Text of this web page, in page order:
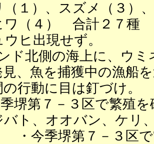
（１）、スズメ（３）
ワ（４） 合計２７種
ヒ出現せず。
ド北側の海上に、ウ
、魚を捕獲中の漁船
行動に目は釘づけ。
堺第７－３区で繁殖
バト、オオバン、ケリ
・今季堺第７－３区